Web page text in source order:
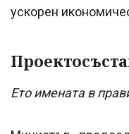
ускорен
Ето имената в